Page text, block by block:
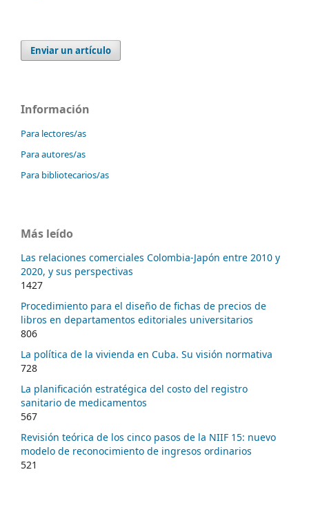
Enviar un artículo
Información
Para lectores/as
Para autores/as
Para bibliotecarios/as
Más leído
Las relaciones comerciales Colombia-Japón entre 2010 y
2020, y sus perspectivas
1427
Procedimiento para el diseño de fichas de precios de
libros en departamentos editoriales universitarios
806
La política de la vivienda en Cuba. Su visión normativa
728
La planificación estratégica del costo del registro
sanitario de medicamentos
567
Revisión teórica de los cinco pasos de la NIIF 15: nuevo
modelo de reconocimiento de ingresos ordinarios
521